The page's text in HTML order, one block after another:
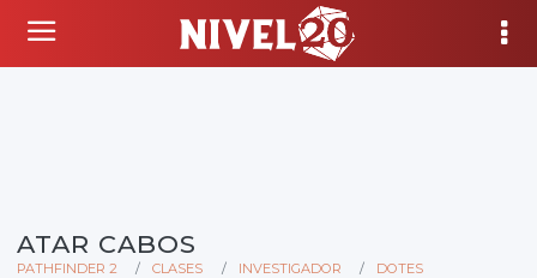
ATAR CABOS
PATHFINDER 2 CLASES INVESTIGADOR
DOTES